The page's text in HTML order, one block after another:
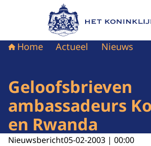
Naar de homepage van
Home Actueel Nieuws
Geloofsbrieven
ambassadeurs
en Rwanda
Nieuwsbericht05-02-2003 | 00:00